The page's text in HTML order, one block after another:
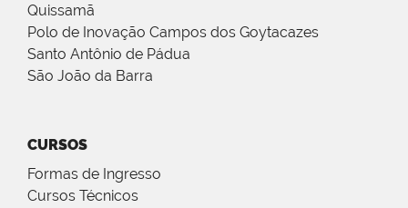
Quissamã
Polo de Inovação Campos dos Goytacazes
Santo Antônio de Pádua
São João da Barra
CURSOS
Formas de Ingresso
Cursos Técnicos